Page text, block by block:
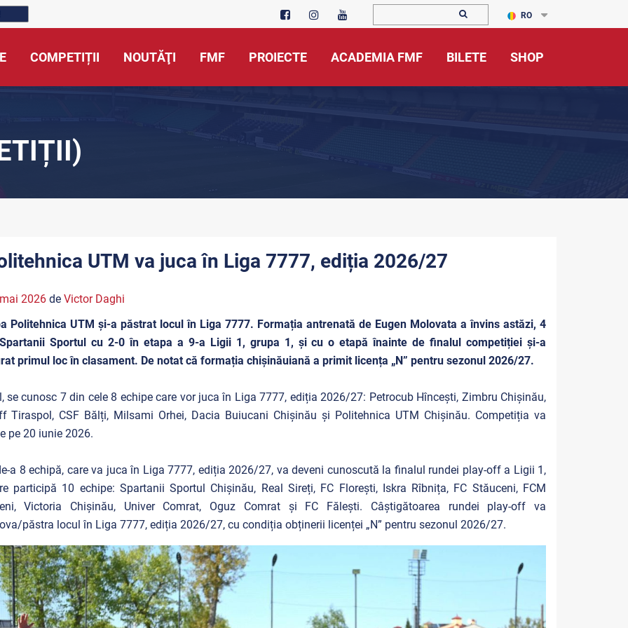
RO
COMPETIȚII NOUTĂŢI FMF PROIECTE ACADEMIA FMF BILETE SHOP
UTM va juca în Liga 7777, ediția 2026/27
2026de Victor Daghi
Politehnica UTM și-a păstrat locul în Liga 7777. Formația antrenată de Eugen Molovata a învins astăzi, 4
Sportul cu 2-0 în etapa a 9-a Ligii 1, grupa 1, și cu o etapă înainte de finalul competiției și-a
primul loc în clasament. De notat că formația chișinăuiană a primit licența „N” pentru sezonul 2026/27.
se cunosc 7 din cele 8 echipe care vor juca în Liga 7777, ediția 2026/27: Petrocub Hîncești, Zimbru Chișinău,
Tiraspol, CSF Bălți, Milsami Orhei, Dacia Buiucani Chișinău și Politehnica UTM Chișinău. Competiția va
pe 20 iunie 2026.
a 8 echipă, care va juca în Liga 7777, ediția 2026/27, va deveni cunoscută la finalul rundei play-off a Ligii 1,
participă 10 echipe: Spartanii Sportul Chișinău, Real Sireți, FC Florești, Iskra Rîbnița, FC Stăuceni, FCM
Victoria Chișinău, Univer Comrat, Oguz Comrat și FC Fălești. Câștigătoarea rundei play-off va
păstra locul în Liga 7777, ediția 2026/27, cu condiția obținerii licenței „N” pentru sezonul 2026/27.